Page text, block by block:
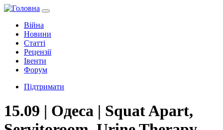
Війна
Новини
Статті
Рецензії
Івенти
Форум
Підтримати
15.09 | Одеса | Squat Apart,